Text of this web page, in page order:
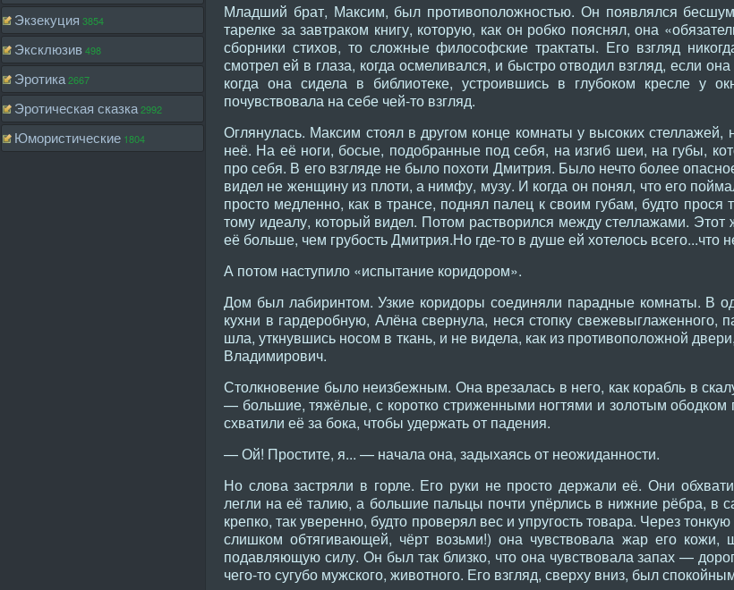
Экзекуция 3854
Эксклюзив498
Эротика2667
Эротическая сказка2992
Юмористические 1804
Младший брат, Максим, был противоположностью. Он появлялся
тарелке за завтраком книгу, которую, как он робко пояснял, она
сборники стихов, то сложные философские трактаты. Его взгляд
смотрел ей в глаза, когда осмеливался, и быстро отводил взгляд, если
когда она сидела в библиотеке, устроившись в глубоком кресле у
почувствовала на себе чей-то взгляд.
Оглянулась. Максим стоял в другом конце комнаты у высоких стеллажей,
неё. На её ноги, босые, подобранные под себя, на изгиб шеи, на губы,
про себя. В его взгляде не было похоти Дмитрия. Было нечто более
видел не женщину из плоти, а нимфу, музу. И когда он понял, что его
просто медленно, как в трансе, поднял палец к своим губам, будто
тому идеалу, который видел. Потом растворился между стеллажами. Этот
её больше, чем грубость Дмитрия.Но где-то в душе ей хотелось
А потом наступило «испытание коридором».
Дом был лабиринтом. Узкие коридоры соединяли парадные комнаты. В
кухни в гардеробную, Алёна свернула, неся стопку
шла, уткнувшись носом в ткань, и не видела, как из противоположной
Владимирович.
Столкновение было неизбежным. Она врезалась в него, как корабль в
— большие, тяжёлые, с коротко стриженными ногтями и золотым ободком
схватили её за бока, чтобы удержать от падения.
— Ой! Простите, я... — начала она, задыхаясь от неожиданности.
Но слова застряли в горле. Его руки не просто держали её. Они
легли на её талию, а большие пальцы почти упёрлись в нижние рёбра, в
крепко, так уверенно, будто проверял вес и упругость товара. Через
слишком обтягивающей, чёрт возьми!) она чувствовала жар его кожи,
подавляющую силу. Он был так близко, что она чувствовала запах —
чего-то сугубо мужского, животного. Его взгляд, сверху вниз, был